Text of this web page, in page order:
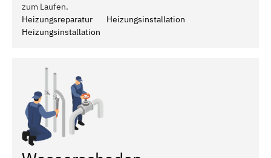
zum Laufen.
Heizungsreparatur
Heizungsinstallation
Heizungsinstallation